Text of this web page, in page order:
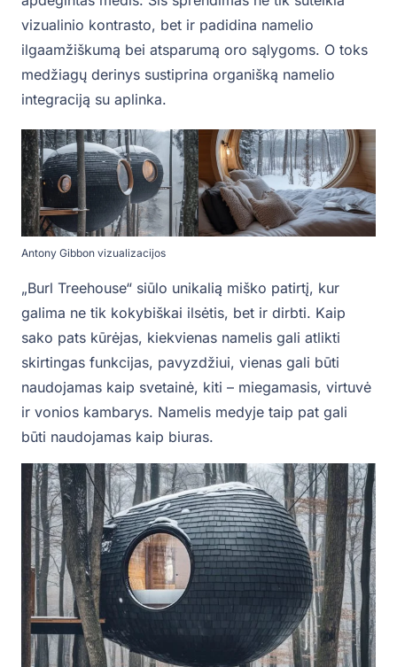
vizualinio kontrasto, bet ir padidina namelio
ilgaamžiškumą bei atsparumą oro sąlygoms. O toks
medžiagų derinys sustiprina organišką namelio
integraciją su aplinka.
Antony Gibbon vizualizacijos
„Burl Treehouse“ siūlo unikalią miško patirtį, kur
galima ne tik kokybiškai ilsėtis, bet ir dirbti. Kaip
sako pats kūrėjas, kiekvienas namelis gali atlikti
skirtingas funkcijas, pavyzdžiui, vienas gali būti
naudojamas kaip svetainė, kiti – miegamasis, virtuvė
ir vonios kambarys. Namelis medyje taip pat gali
būti naudojamas kaip biuras.